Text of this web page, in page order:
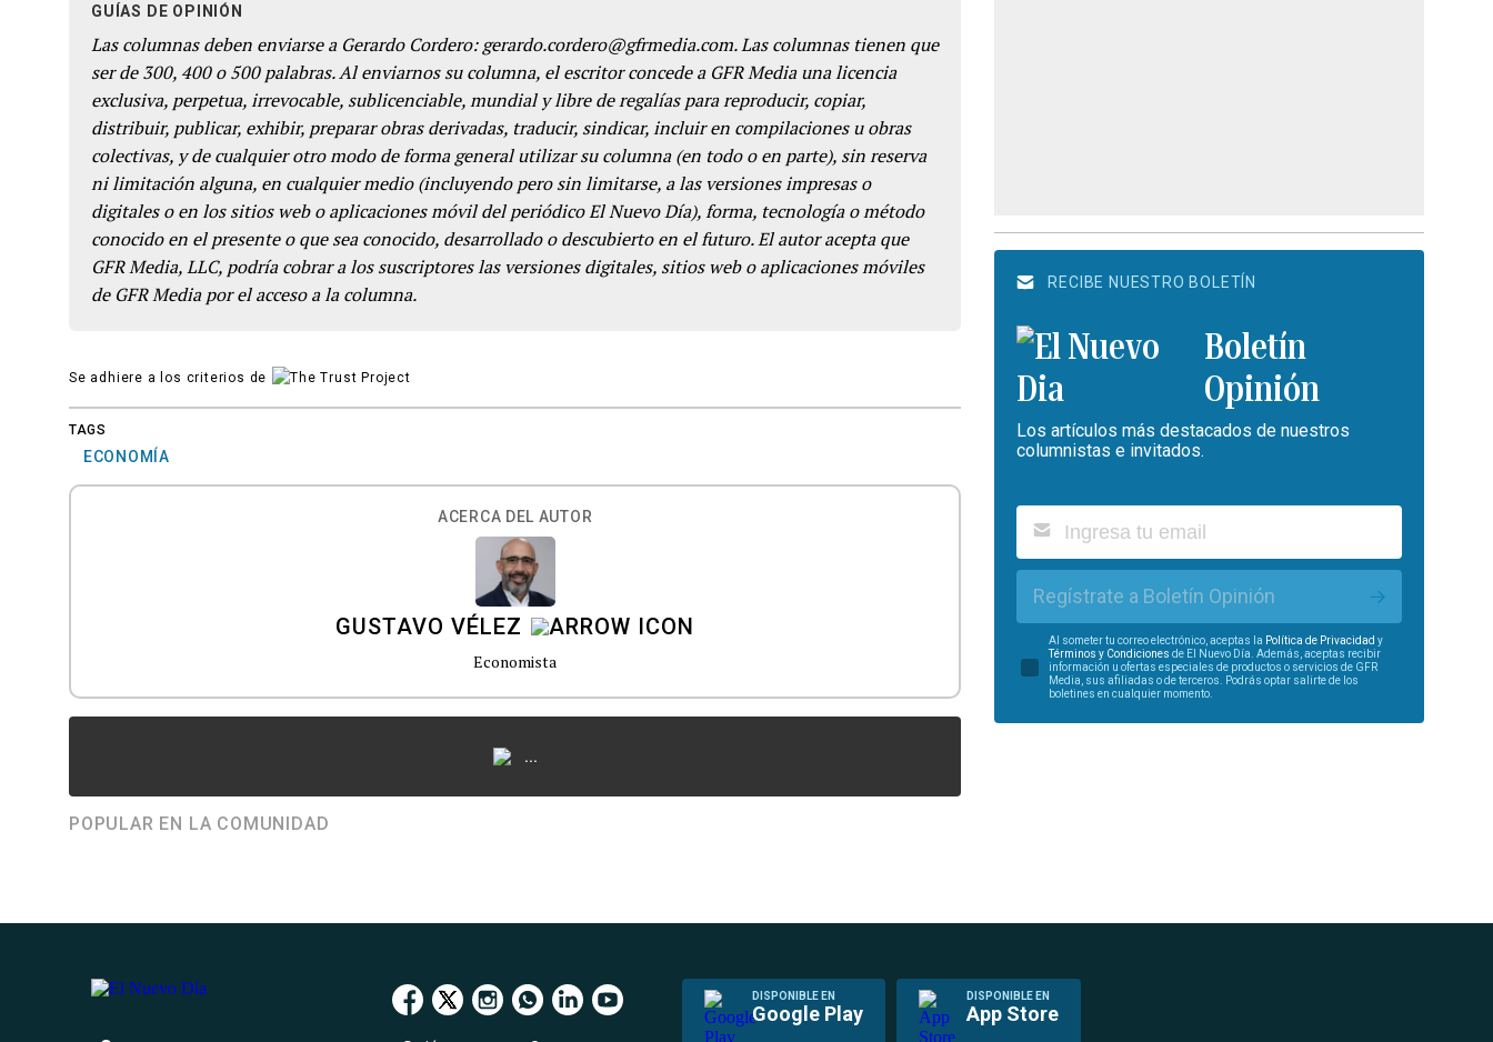
GUÍAS DE OPINIÓN
Las columnas deben enviarse a Gerardo Cordero: gerardo.cordero@gfrmedia.com. Las columnas tienen que
ser de 300, 400 o 500 palabras. Al enviarnos su columna, el escritor concede a GFR Media una licencia
exclusiva, perpetua, irrevocable, sublicenciable, mundial y libre de regalías para reproducir, copiar,
distribuir, publicar, exhibir, preparar obras derivadas, traducir, sindicar, incluir en compilaciones u obras
colectivas, y de cualquier otro modo de forma general utilizar su columna (en todo o en parte), sin reserva
ni limitación alguna, en cualquier medio (incluyendo pero sin limitarse, a las versiones impresas o
digitales o en los sitios web o aplicaciones móvil del periódico El Nuevo Día), forma, tecnología o método
conocido en el presente o que sea conocido, desarrollado o descubierto en el futuro. El autor acepta que
GFR Media, LLC, podría cobrar a los suscriptores las versiones digitales, sitios web o aplicaciones móviles
de GFR Media por el acceso a la columna.
Se adhiere a los criterios de
TAGS
ECONOMÍA
ACERCA DEL AUTOR
GUSTAVO VÉLEZ
Economista
...
POPULAR EN LA COMUNIDAD
RECIBE NUESTRO BOLETÍN
Boletín
Opinión
Los artículos más destacados de nuestros
columnistas e invitados.
Regístrate a Boletín Opinión
Al someter tu correo electrónico, aceptas la Política de Privacidad y
Términos y Condiciones de El Nuevo Día. Además, aceptas recibir
información u ofertas especiales de productos o servicios de GFR
Media, sus afiliadas o de terceros. Podrás optar salirte de los
boletines en cualquier momento.
DISPONIBLE EN
Google Play
DISPONIBLE EN
App Store